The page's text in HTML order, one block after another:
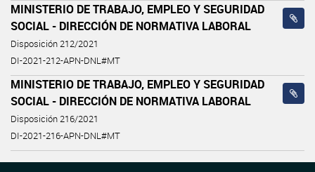
MINISTERIO DE TRABAJO, EMPLEO Y SEGURIDAD
SOCIAL - DIRECCIÓN DE NORMATIVA LABORAL
Disposición 212/2021
DI-2021-212-APN-DNL#MT
MINISTERIO DE TRABAJO, EMPLEO Y SEGURIDAD
SOCIAL - DIRECCIÓN DE NORMATIVA LABORAL
Disposición 216/2021
DI-2021-216-APN-DNL#MT